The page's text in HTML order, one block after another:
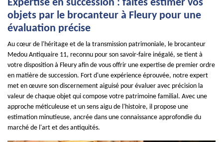
Expertise en succession : faites estimer vos
objets par le brocanteur à Fleury pour une
évaluation précise
Au cœur de l'héritage et de la transmission patrimoniale, le brocanteur
Medou Antiquaire 11, reconnu pour son savoir-faire inégalé, se tient à
votre disposition à Fleury afin de vous offrir une expertise de premier ordre
en matière de succession. Fort d'une expérience éprouvée, notre expert
met en œuvre son discernement aiguisé pour évaluer avec précision la
valeur de chaque objet qui compose votre patrimoine familial. Avec une
approche méticuleuse et un sens aigu de l'histoire, il propose une
estimation minutieuse, ancrée dans une connaissance approfondie du
marché de l'art et des antiquités.